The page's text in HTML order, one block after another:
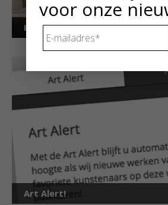
Kunstuitleen voor particulieren
Art Alert!
voor onze
mailadres *